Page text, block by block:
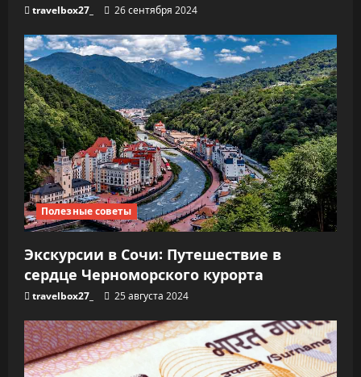
travelbox27_ 26 сентября 2024
Полезные советы
Экскурсии в Сочи: Путешествие в
сердце Черноморского курорта
travelbox27_ 25 августа 2024